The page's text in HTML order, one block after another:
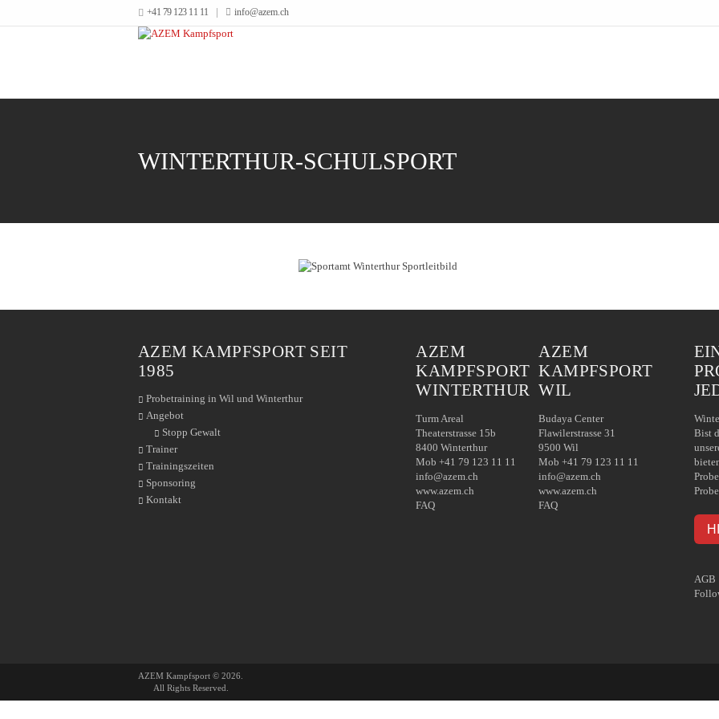
+41 79 123 11 11 info@azem.ch
WINTERTHUR-SCHULSPORT
AZEM KAMPFSPORT SEIT
1985
Probetraining in Wil und Winterthur
Angebot
Stopp Gewalt
Trainer
Trainingszeiten
Sponsoring
Kontakt
AZEM
KAMPFSPORT
WINTERTHUR
Turm Areal
Theaterstrasse 15b
8400 Winterthur
Mob +41 79 123 11 11
info@azem.ch
www.azem.ch
FAQ
AZEM
KAMPFSPORT
WIL
Budaya Center
Flawilerstrasse 31
9500 Wil
Mob +41 79 123 11 11
info@azem.ch
www.azem.ch
FAQ
Bist
AGB
AZEM Kampfsport © 2026.
All Rights Reserved.